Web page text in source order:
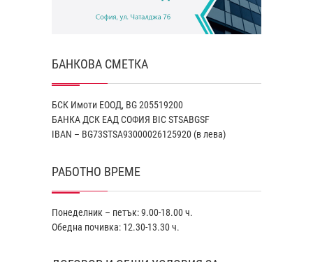
БАНКОВА СМЕТКА
БСК Имоти ЕООД, BG 205519200
БАНКА ДСК EАД СОФИЯ BIC STSABGSF
IBAN – BG73STSA93000026125920 (в лева)
РАБОТНО ВРЕМЕ
Понеделник – петък: 9.00-18.00 ч.
Обедна почивка: 12.30-13.30 ч.